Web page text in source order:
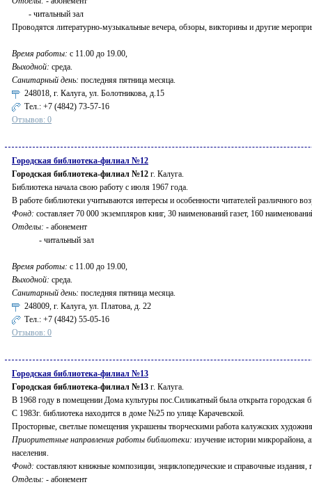
- читальный зал
Проводятся литературно-музыкальные вечера, обзоры, викторины и другие
Время работы: с 11.00 до 19.00,
Выходной: среда.
Санитарный день: последняя пятница месяца.
248018, г. Калуга, ул. Болотникова, д.15
Тел.: +7 (4842) 73-57-16
Отзывов: 0
Городская библиотека-филиал №12
Городская библиотека-филиал №12 г. Калуга.
Библиотека начала свою работу с июля 1967 года.
В работе библиотеки учитываются интересы и особенности читателей различного
Фонд: составляет 70 000 экземпляров книг, 30 наименований газет, 160
Отделы: - абонемент
- читальный зал
Время работы: с 11.00 до 19.00,
Выходной: среда.
Санитарный день: последняя пятница месяца.
248009, г. Калуга, ул. Платова, д. 22
Тел.: +7 (4842) 55-05-16
Отзывов: 0
Городская библиотека-филиал №13
Городская библиотека-филиал №13 г. Калуга.
В 1968 году в помещении Дома культуры пос.Силикатный была открыта городская
С 1983г. библиотека находится в доме №25 по улице Карачевской.
Просторные, светлые помещения украшены творческими работа калужских
Приоритетные направления работы библиотеки: изучение истории микрорайона,
населения.
Фонд: составляют книжные композиции, энциклопедические и справочные издания,
Отделы: - абонемент